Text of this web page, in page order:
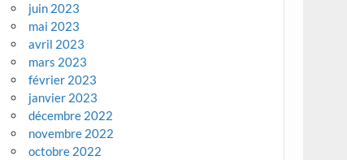
juin 2023
mai 2023
avril 2023
mars 2023
février 2023
janvier 2023
décembre 2022
novembre 2022
octobre 2022